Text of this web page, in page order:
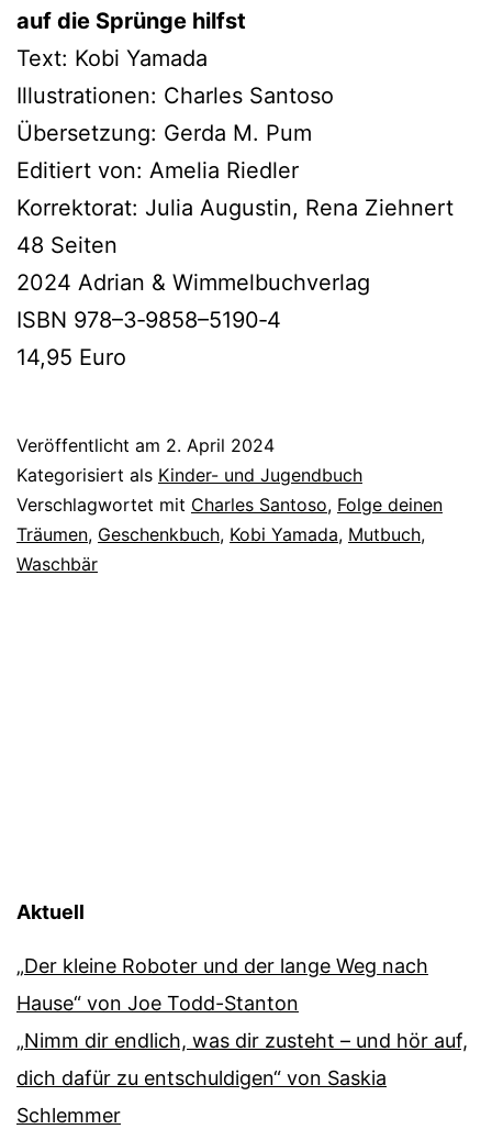
auf die Sprünge hilfst
Text: Kobi Yamada
Illustrationen: Charles Santoso
Übersetzung: Gerda M. Pum
Editiert von: Amelia Riedler
Korrektorat: Julia Augustin, Rena Ziehnert
48 Seiten
2024 Adrian & Wimmelbuchverlag
ISBN 978–3‑9858–5190‑4
14,95 Euro
Veröffentlicht am 2. April 2024
Kategorisiert als Kinder- und Jugendbuch
Verschlagwortet mit Charles Santoso, Folge deinen
Träumen, Geschenkbuch, Kobi Yamada, Mutbuch,
Waschbär
Aktuell
„Der kleine Roboter und der lange Weg nach
Hause“ von Joe Todd-Stanton
„Nimm dir endlich, was dir zusteht – und hör auf,
dich dafür zu entschuldigen“ von Saskia
Schlemmer